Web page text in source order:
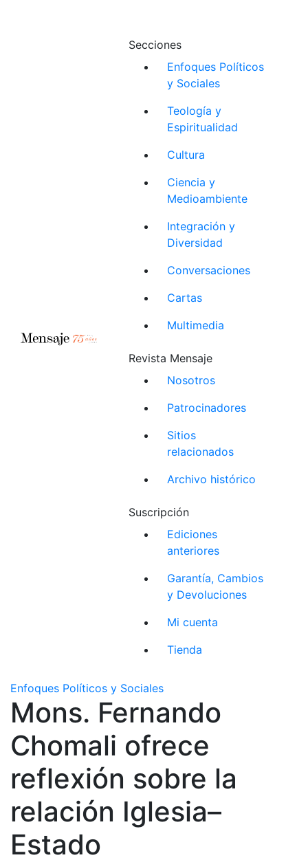
Secciones
Enfoques Políticos
y Sociales
Teología y
Espiritualidad
Cultura
Ciencia y
Medioambiente
Integración y
Diversidad
Conversaciones
Cartas
Multimedia
Revista Mensaje
Nosotros
Patrocinadores
Sitios
relacionados
Archivo histórico
Suscripción
Ediciones
anteriores
Garantía, Cambios
y Devoluciones
Mi cuenta
Tienda
Enfoques Políticos y Sociales
Mons. Fernando
Chomali ofrece
reflexión sobre la
relación Iglesia–
Estado